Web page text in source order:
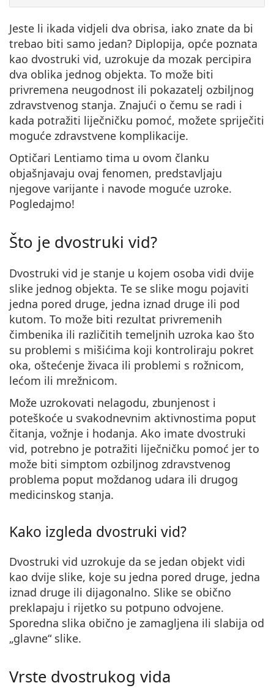
Persol
Prada
Sve marke sunčanih naočala
Jeste li ikada vidjeli dva obrisa, iako znate da bi
trebao biti samo jedan? Diplopija, opće poznata
kao dvostruki vid, uzrokuje da mozak percipira
dva oblika jednog objekta. To može biti
privremena neugodnost ili pokazatelj ozbiljnog
zdravstvenog stanja. Znajući o čemu se radi i
kada potražiti liječničku pomoć, možete spriječiti
moguće zdravstvene komplikacije.
Optičari Lentiamo tima u ovom članku
objašnjavaju ovaj fenomen, predstavljaju
njegove varijante i navode moguće uzroke.
Pogledajmo!
Što je dvostruki vid?
Dvostruki vid je stanje u kojem osoba vidi dvije
slike jednog objekta. Te se slike mogu pojaviti
jedna pored druge, jedna iznad druge ili pod
kutom. To može biti rezultat privremenih
čimbenika ili različitih temeljnih uzroka kao što
su problemi s mišićima koji kontroliraju pokret
oka, oštećenje živaca ili problemi s rožnicom,
lećom ili mrežnicom.
Može uzrokovati nelagodu, zbunjenost i
poteškoće u svakodnevnim aktivnostima poput
čitanja, vožnje i hodanja. Ako imate dvostruki
vid, potrebno je potražiti liječničku pomoć jer to
može biti simptom ozbiljnog zdravstvenog
problema poput moždanog udara ili drugog
medicinskog stanja.
Kako izgleda dvostruki vid?
Dvostruki vid uzrokuje da se jedan objekt vidi
kao dvije slike, koje su jedna pored druge, jedna
iznad druge ili dijagonalno. Slike se obično
preklapaju i rijetko su potpuno odvojene.
Sporedna slika obično je zamagljena ili slabija od
„glavne“ slike.
Vrste dvostrukog vida